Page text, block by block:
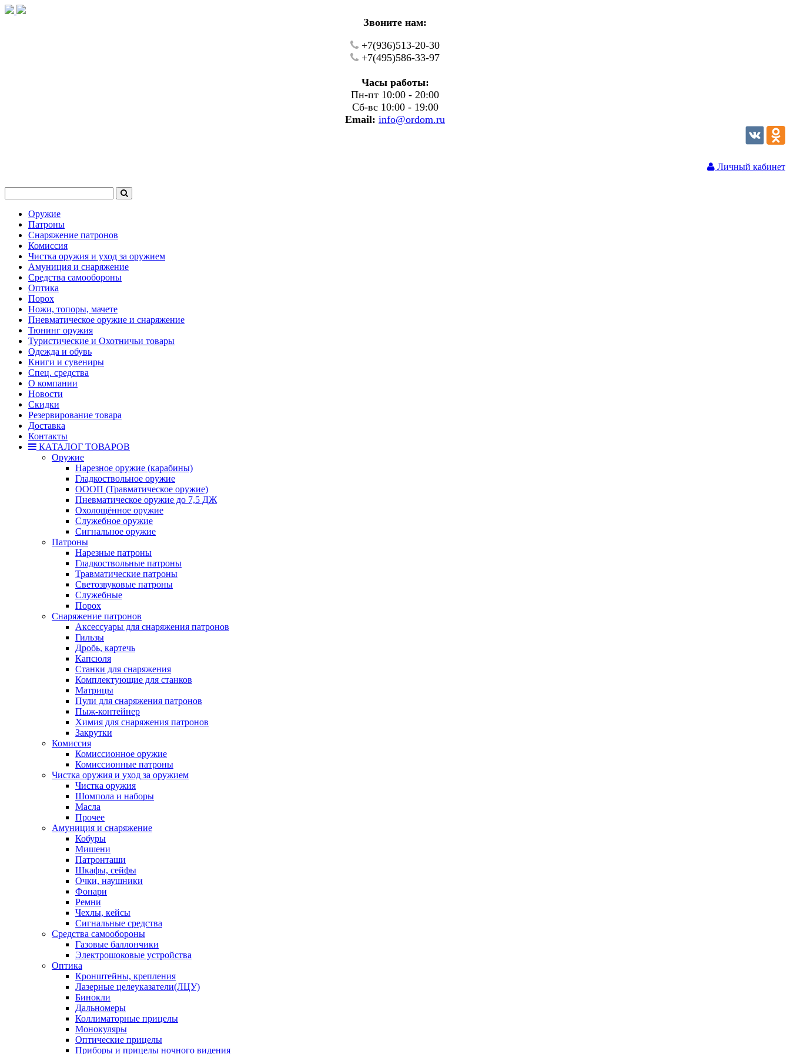
Звоните нам:
+7(936)513-20-30
+7(495)586-33-97
Часы работы:
Пн-пт 10:00 - 20:00
Сб-вс 10:00 - 19:00
Email: info@ordom.ru
Личный кабинет
Оружие
Патроны
Снаряжение патронов
Комиссия
Чистка оружия и уход за оружием
Амуниция и снаряжение
Средства самообороны
Оптика
Порох
Ножи, топоры, мачете
Пневматическое оружие и снаряжение
Тюнинг оружия
Туристические и Охотничьи товары
Одежда и обувь
Книги и сувениры
Спец. средства
О компании
Новости
Скидки
Резервирование товара
Доставка
Контакты
КАТАЛОГ ТОВАРОВ
Оружие
Нарезное оружие (карабины)
Гладкоствольное оружие
ОООП (Травматическое оружие)
Пневматическое оружие до 7,5 ДЖ
Охолощённое оружие
Служебное оружие
Сигнальное оружие
Патроны
Нарезные патроны
Гладкоствольные патроны
Травматические патроны
Светозвуковые патроны
Служебные
Порох
Снаряжение патронов
Аксессуары для снаряжения патронов
Гильзы
Дробь, картечь
Капсюля
Станки для снаряжения
Комплектующие для станков
Матрицы
Пули для снаряжения патронов
Пыж-контейнер
Химия для снаряжения патронов
Закрутки
Комиссия
Комиссионное оружие
Комиссионные патроны
Чистка оружия и уход за оружием
Чистка оружия
Шомпола и наборы
Масла
Прочее
Амуниция и снаряжение
Кобуры
Мишени
Патронташи
Шкафы, сейфы
Очки, наушники
Фонари
Ремни
Чехлы, кейсы
Сигнальные средства
Средства самообороны
Газовые баллончики
Электрошоковые устройства
Оптика
Кронштейны, крепления
Лазерные целеуказатели(ЛЦУ)
Бинокли
Дальномеры
Коллиматорные прицелы
Монокуляры
Оптические прицелы
Приборы и прицелы ночного видения